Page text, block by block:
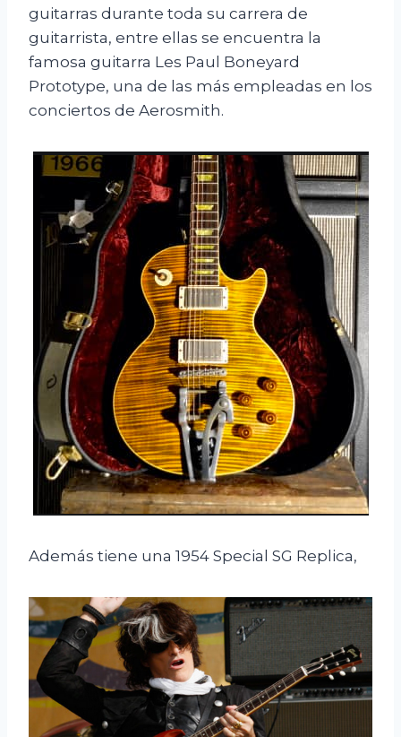
guitarras durante toda su carrera de
guitarrista, entre ellas se encuentra la
famosa guitarra Les Paul Boneyard
Prototype, una de las más empleadas en los
conciertos de Aerosmith.
Además tiene una 1954 Special SG Replica,